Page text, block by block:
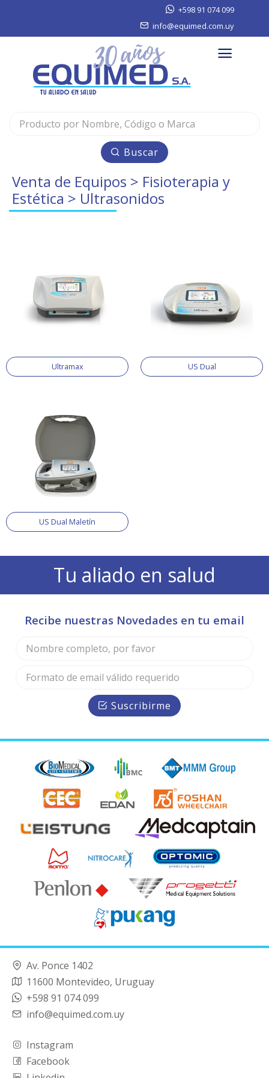
+598 91 074 099
info@equimed.com.uy
Buscar
Venta de Equipos > Fisioterapia y
Estética > Ultrasonidos
Ultramax US Dual
US Dual Maletín
Tu aliado en salud
Recibe nuestras Novedades en tu email
Suscribirme
Av. Ponce 1402
11600 Montevideo, Uruguay
+598 91 074 099
info@equimed.com.uy
Instagram
Facebook